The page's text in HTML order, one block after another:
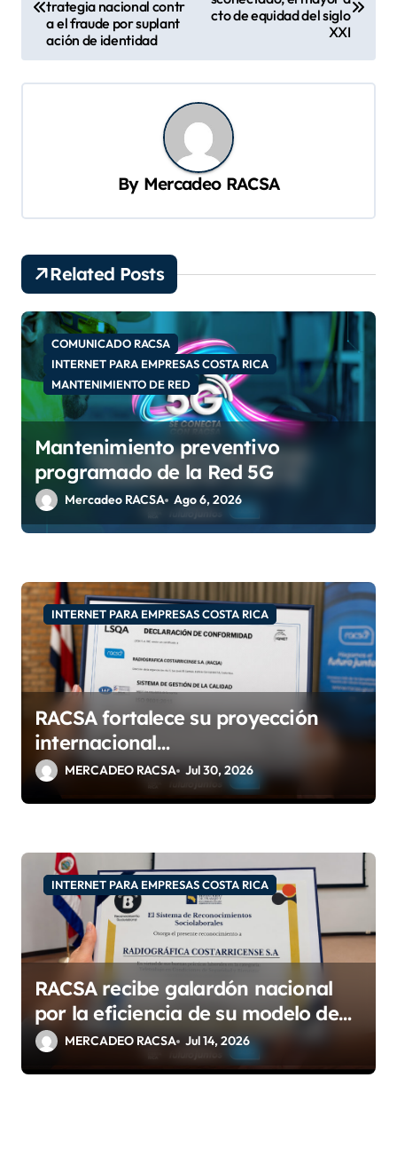
e
g
d
e
e
n
t
r
s
trategia nacional contr
a el fraude por suplant
ación de identidad
cto de equidad del siglo
XXI
By Mercadeo RACSA
Related Posts
COMUNICADO RACSA
INTERNET PARA EMPRESAS COSTA RICA
MANTENIMIENTO DE RED
Mantenimiento preventivo
programado de la Red 5G
Mercadeo RACSA Ago 6, 2026
INTERNET PARA EMPRESAS COSTA RICA
RACSA fortalece su proyección
internacional
con las certificaciones ISO
9001:2015 e IQNet
MERCADEO RACSA Jul 30, 2026
INTERNET PARA EMPRESAS COSTA RICA
RACSA recibe galardón nacional
por la eficiencia de su modelo de
teletrabajo
MERCADEO RACSA Jul 14, 2026